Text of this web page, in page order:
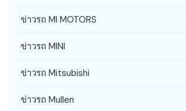
ข่าวรถ MI MOTORS
ข่าวรถ MINI
ข่าวรถ Mitsubishi
ข่าวรถ Mullen